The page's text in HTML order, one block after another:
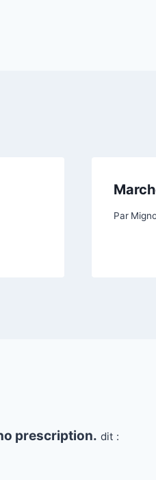
Par
prescription. dit :